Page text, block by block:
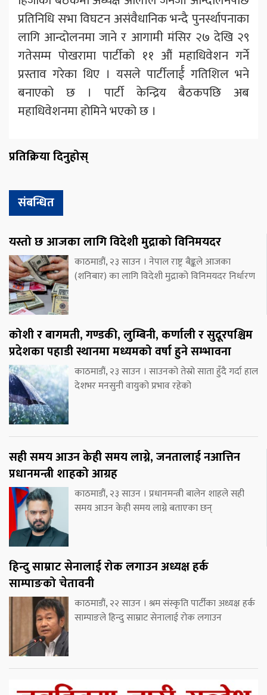
प्रतिनिधि सभा विघटन असंवैधानिक भन्दै पुनर्स्थापनाका
लागि आन्दोलनमा जाने र आगामी मंसिर २७ देखि २९
गतेसम्म पोखरामा पार्टीको ११ औं महाधिवेशन गर्ने
प्रस्ताव गरेका थिए । यसले पार्टीलार्ई गतिशिल भने
बनाएको छ । पार्टी केन्द्रिय बैठकपछि अब
महाधिवेशनमा होमिने भएको छ ।
प्रतिक्रिया दिनुहोस्
संबन्धित
यस्तो छ आजका लागि विदेशी मुद्राको विनिमयदर
काठमाडौं, २३ साउन । नेपाल राष्ट्र बैङ्कले आजका
(शनिबार) का लागि विदेशी मुद्राको विनिमयदर निर्धारण
कोशी र बागमती, गण्डकी, लुम्बिनी, कर्णाली र सुदूरपश्चिम
प्रदेशका पहाडी स्थानमा मध्यमको वर्षा हुने सम्भावना
काठमाडौं, २३ साउन । साउनको तेस्रो साता हुँदै गर्दा हाल
देशभर मनसुनी वायुको प्रभाव रहेको
सही समय आउन केही समय लाग्ने, जनतालाई नआत्तिन
प्रधानमन्त्री शाहको आग्रह
काठमाडौं, २३ साउन । प्रधानमन्त्री बालेन शाहले सही
समय आउन केही समय लाग्ने बताएका छन्
हिन्दु साम्राट सेनालाई रोक लगाउन अध्यक्ष हर्क
साम्पाङको चेतावनी
काठमाडौं, २२ साउन । श्रम संस्कृति पार्टीका अध्यक्ष हर्क
साम्पाङले हिन्दु साम्राट सेनालाई रोक लगाउन